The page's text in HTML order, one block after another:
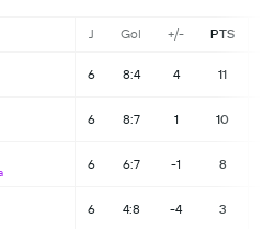
J Gol +/- PTS
6 8:4 4 11
6 8:7 1 10
6 6:7 -1 8
6 4:8 -4 3